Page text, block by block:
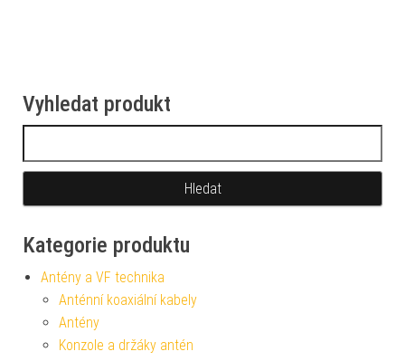
Vyhledat produkt
Kategorie produktu
Antény a VF technika
Anténní koaxiální kabely
Antény
Konzole a držáky antén